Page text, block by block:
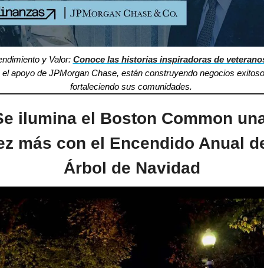
y Valor: Conoce las historias inspiradoras de
el apoyo de JPMorgan Chase, están construyendo negocios
fortaleciendo sus comunidades.
ilumina el Boston Common
más con el Encendido Anual
Árbol de Navidad